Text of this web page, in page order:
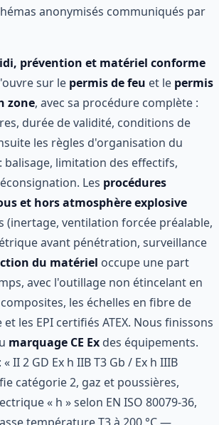
anonymisés communiqués par
prévention et matériel conforme
sur le permis de feu et le permis
zone, avec sa procédure complète :
durée de validité, conditions de
les règles d'organisation du
balisage, limitation des effectifs,
Les procédures
et hors atmosphère explosive
(inertage, ventilation forcée préalable,
avant pénétration, surveillance
du matériel occupe une part
avec l'outillage non étincelant en
les échelles en fibre de
les EPI certifiés ATEX. Nous finissons
marquage CE Ex des équipements.
II 2 GD Ex h IIB T3 Gb / Ex h IIIB
catégorie 2, gaz et poussières,
« h » selon EN ISO 80079-36,